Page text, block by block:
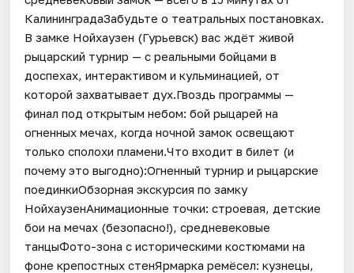
КалининградаЗабудьте о театральных постановках.
В замке Нойхаузен (Гурьевск) вас ждёт живой
рыцарский турнир — с реальными бойцами в
доспехах, интерактивом и кульминацией, от
которой захватывает дух.Гвоздь программы —
финал под открытым небом: бой рыцарей на
огненных мечах, когда ночной замок освещают
только сполохи пламени.Что входит в билет (и
почему это выгодно):Огненный турнир и рыцарские
поединкиОбзорная экскурсия по замку
НойхаузенАнимационные точки: строевая, детские
бои на мечах (безопасно!), средневековые
танцыФото-зона с историческими костюмами на
фоне крепостных стенЯрмарка ремёсел: кузнецы,